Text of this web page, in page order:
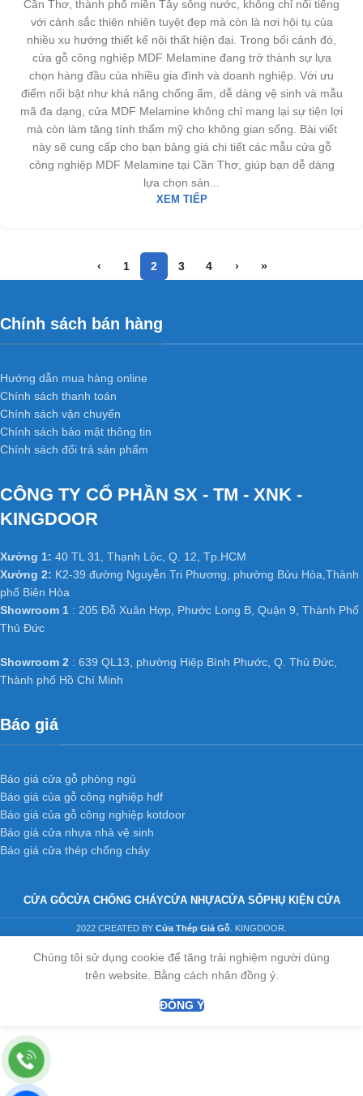
Cần Thơ, thành phố miền Tây sông nước, không chỉ nổi tiếng
với cảnh sắc thiên nhiên tuyệt đẹp mà còn là nơi hội tụ của
nhiều xu hướng thiết kế nội thất hiện đại. Trong bối cảnh đó,
cửa gỗ công nghiệp MDF Melamine đang trở thành sự lựa
chọn hàng đầu của nhiều gia đình và doanh nghiệp. Với ưu
điểm nổi bật như khả năng chống ẩm, dễ dàng vệ sinh và mẫu
mã đa dạng, cửa MDF Melamine không chỉ mang lại sự tiện lợi
mà còn làm tăng tính thẩm mỹ cho không gian sống. Bài viết
này sẽ cung cấp cho bạn bảng giá chi tiết các mẫu cửa gỗ
công nghiệp MDF Melamine tại Cần Thơ, giúp bạn dễ dàng
lựa chọn sản...
XEM TIẾP
‹ 1 2 3 4 › »
Chính sách bán hàng
Hướng dẫn mua hàng online
Chính sách thanh toán
Chính sách vận chuyển
Chính sách bảo mật thông tin
Chính sách đổi trả sản phẩm
CÔNG TY CỔ PHẦN SX - TM - XNK -
KINGDOOR
Xưởng 1: 40 TL 31, Thạnh Lộc, Q. 12, Tp.HCM
Xưởng 2: K2-39 đường Nguyễn Tri Phương, phường Bửu Hòa,Thành
phố Biên Hòa
Showroom 1 : 205 Đỗ Xuân Hợp, Phước Long B, Quận 9, Thành Phố
Thủ Đức
Showroom 2 : 639 QL13, phường Hiệp Bình Phước, Q. Thủ Đức,
Thành phố Hồ Chí Minh
Báo giá
Báo giá cửa gỗ phòng ngủ
Báo giá của gỗ công nghiệp hdf
Báo giá của gỗ công nghiệp kotdoor
Báo giá cửa nhựa nhà vệ sinh
Báo giá cửa thép chống cháy
CỬA GỖCỬA CHỐNG CHÁYCỬA NHỰACỬA SỔPHỤ KIỆN CỬA
2022 CREATED BY Cửa Thép Giả Gỗ . KINGDOOR.
Chúng tôi sử dụng cookie để tăng trải nghiệm người dùng
trên website. Bằng cách nhân đồng ý.
ĐỒNG Ý